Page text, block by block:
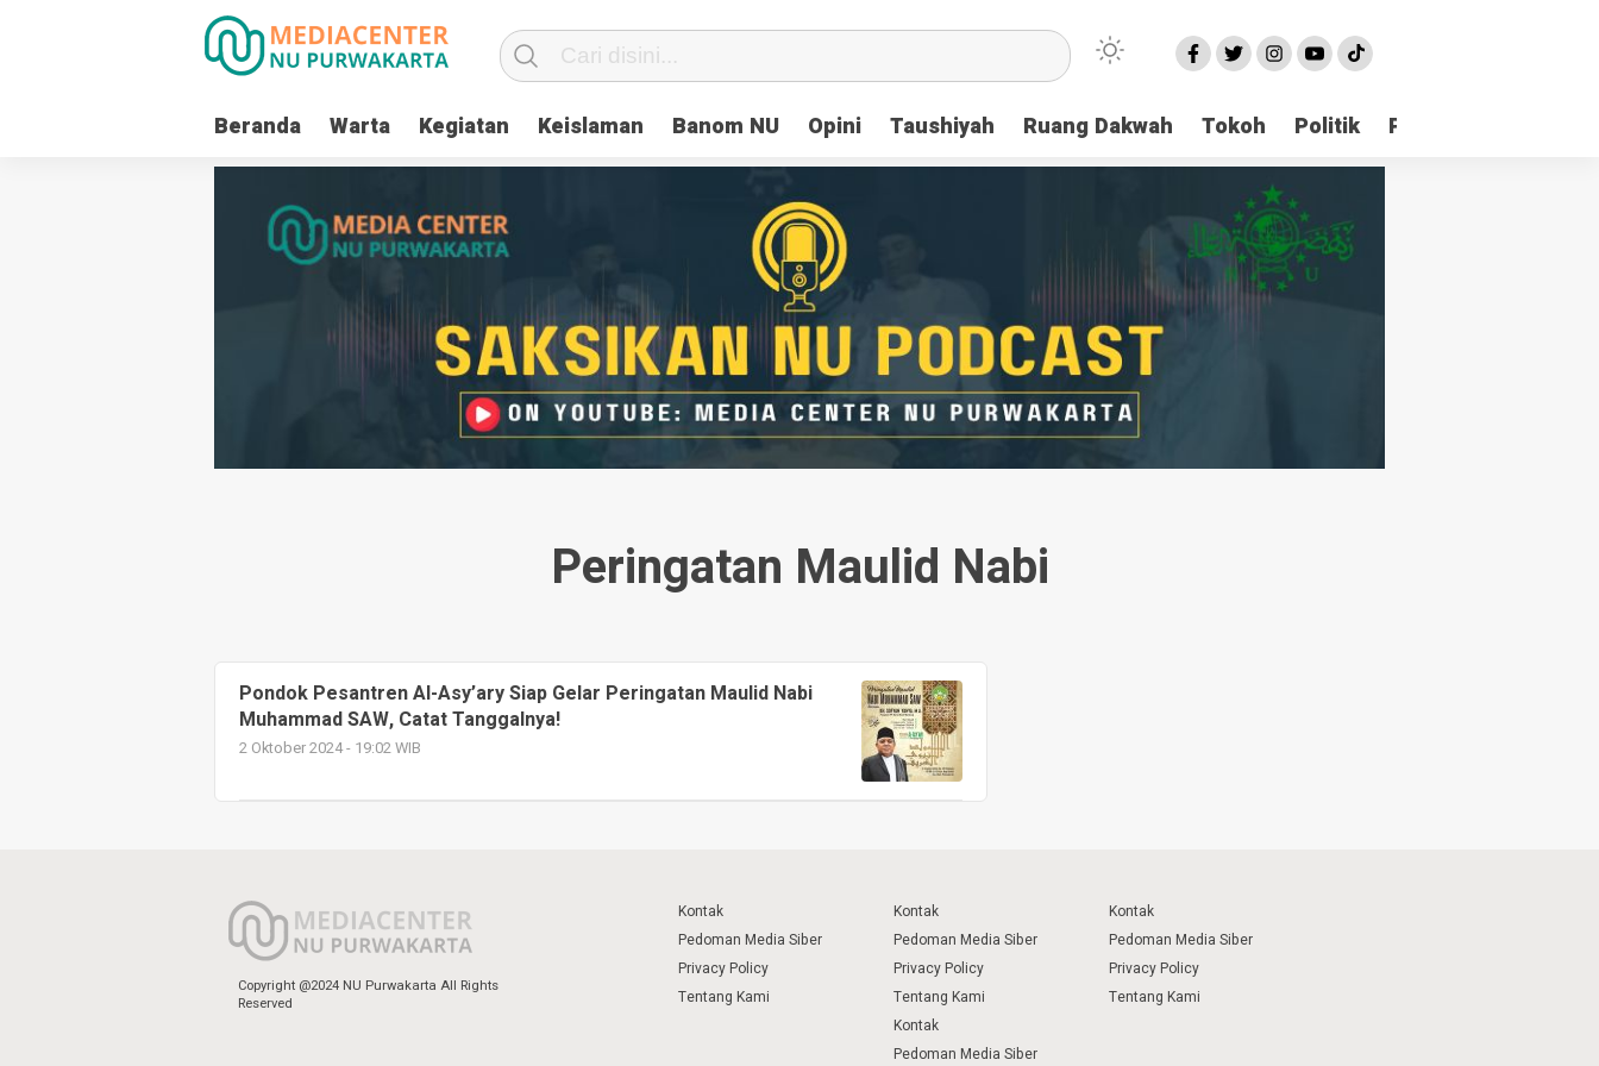
Beranda Warta Kegiatan Keislaman Banom NU Opini Taushiyah Ruang Dakwah Tokoh Politik Pondok Pesantren
Peringatan Maulid Nabi
Pondok Pesantren Al-Asy’ary Siap Gelar Peringatan Maulid Nabi
Muhammad SAW, Catat Tanggalnya!
2 Oktober 2024 - 19:02 WIB
Copyright @2024 NU Purwakarta All Rights
Reserved
Kontak
Pedoman Media Siber
Privacy Policy
Tentang Kami
Kontak
Pedoman Media Siber
Privacy Policy
Tentang Kami
Kontak
Pedoman Media Siber
Privacy Policy
Tentang Kami
Kontak
Pedoman Media Siber